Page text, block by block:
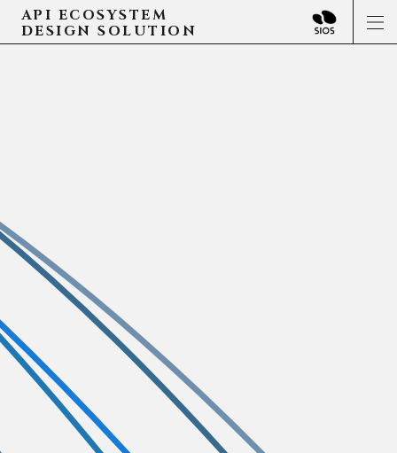
API ECOSYSTEM
DESIGN SOLUTION